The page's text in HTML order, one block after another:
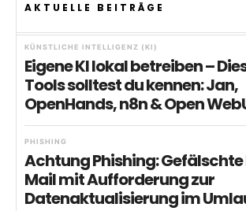
AKTUELLE BEITRÄGE
KÜNSTLICHE INTELLIGENZ (KI)
Eigene KI lokal betreiben –
Tools solltest du kennen: Jan,
OpenHands, n8n & Open
PHISHING
Achtung Phishing: Gefälschte
Mail mit Aufforderung zur
Datenaktualisierung im